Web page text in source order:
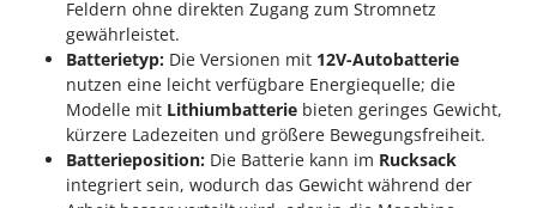
Feldern ohne direkten Zugang zum Stromnetz
gewährleistet.
Batterietyp: Die Versionen mit 12V-Autobatterie
nutzen eine leicht verfügbare Energiequelle; die
Modelle mit Lithiumbatterie bieten geringes Gewicht,
kürzere Ladezeiten und größere Bewegungsfreiheit.
Batterieposition: Die Batterie kann im Rucksack
integriert sein, wodurch das Gewicht während der